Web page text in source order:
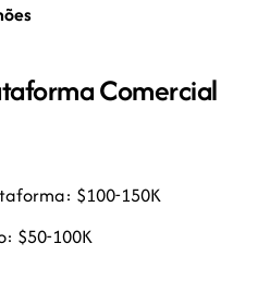
Comercial
$100-150K
$50-100K